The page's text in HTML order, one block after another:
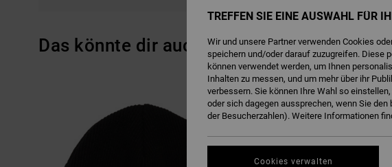
Das könnte dir auch gefallen
BRANDNEU
TREFFEN SIE EINE AUSWAHL FÜR
Wir und unsere Partner verwenden Cookies
speichern und/oder darauf zuzugreifen. Diese
können verwendet werden, um Ihnen
Inhalten zu messen, und um mehr über ihr
verbessern. Sie können Ihre Wahl so
oder sich dagegen aussprechen, wenn Sie
der Besucherzahlen). Weitere Informationen
Cookies verwalten